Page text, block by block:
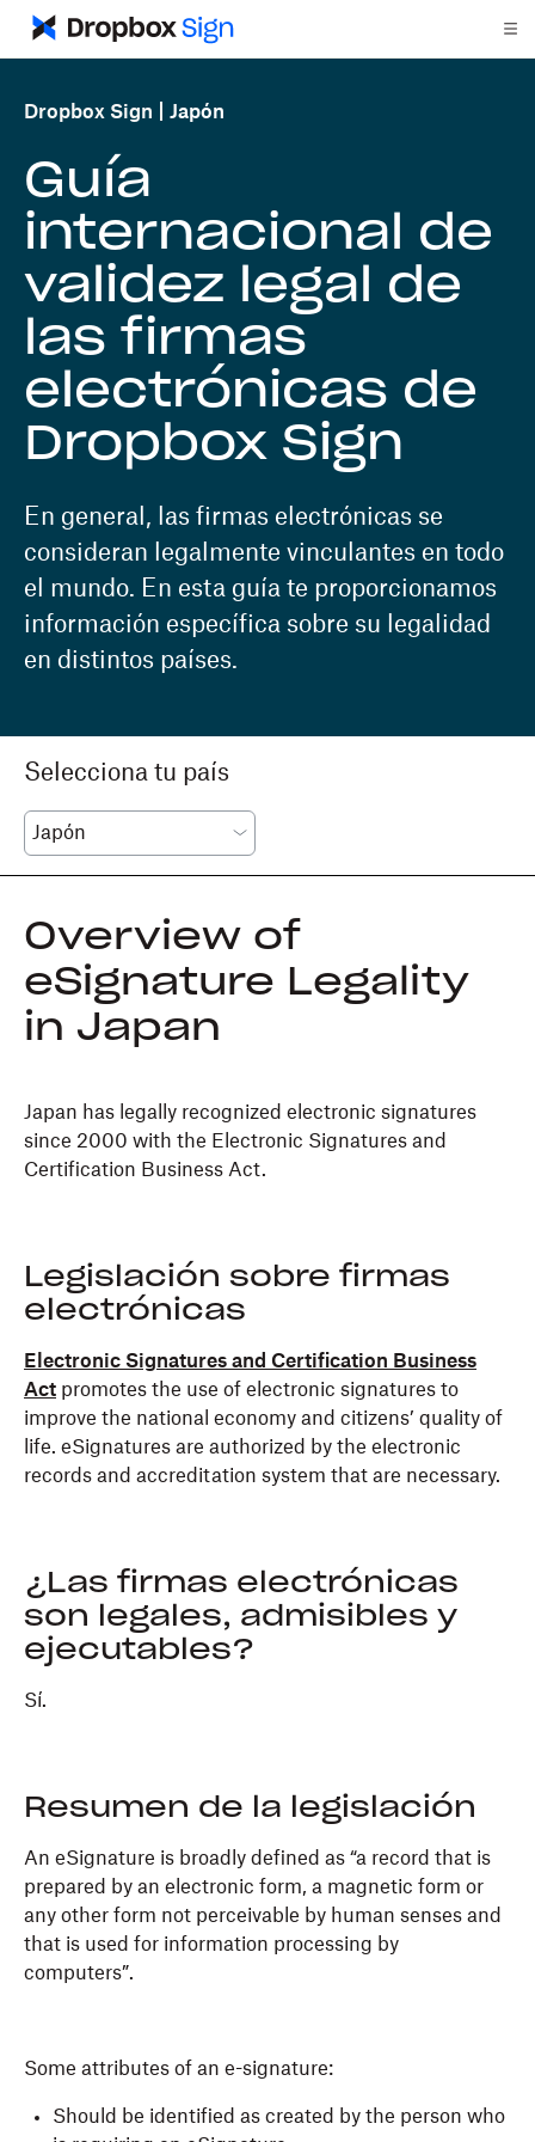
Dropbox Sign Japón
Guía
internacional de
validez legal de
las firmas
electrónicas de
Dropbox Sign
En general, las firmas electrónicas se
consideran legalmente vinculantes en todo
el mundo. En esta guía te proporcionamos
información específica sobre su legalidad
en distintos países.
Selecciona tu país
Overview of
eSignature Legality
in Japan
Japan has legally recognized electronic signatures
since 2000 with the Electronic Signatures and
Certification Business Act.
Legislación sobre firmas
electrónicas
Electronic Signatures and Certification Business
Act promotes the use of electronic signatures to
improve the national economy and citizens’ quality of
life. eSignatures are authorized by the electronic
records and accreditation system that are necessary.
¿Las firmas electrónicas
son legales, admisibles y
ejecutables?
Sí.
Resumen de la legislación
An eSignature is broadly defined as “a record that is
prepared by an electronic form, a magnetic form or
any other form not perceivable by human senses and
that is used for information processing by
computers”.
Some attributes of an e-signature:
Should be identified as created by the person who